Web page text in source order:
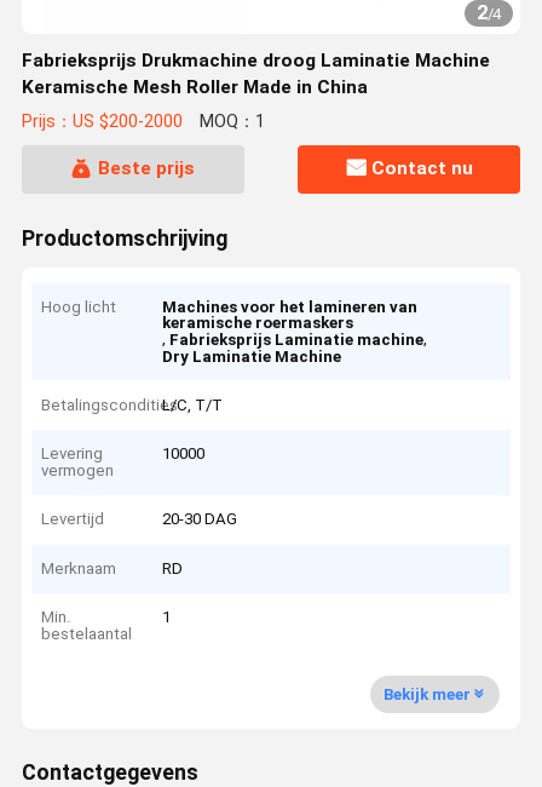
2/4
Fabrieksprijs Drukmachine droog Laminatie Machine
Keramische Mesh Roller Made in China
Prijs：US $200-2000 MOQ：1
Beste prijs Contact nu
Productomschrijving
Hoog licht
Machines voor het lamineren van
keramische roermaskers
, Fabrieksprijs Laminatie machine,
Dry Laminatie Machine
BetalingsconditiesL/C, T/T
Levering
vermogen
10000
Levertijd 20-30 DAG
Merknaam RD
Min.
bestelaantal
1
Bekijk meer
Contactgegevens